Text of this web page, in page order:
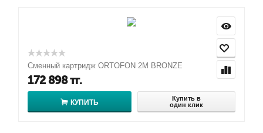
Сменный картридж ORTOFON 2M BRONZE
172 898тг.
КУПИТЬ
Купить в
один клик